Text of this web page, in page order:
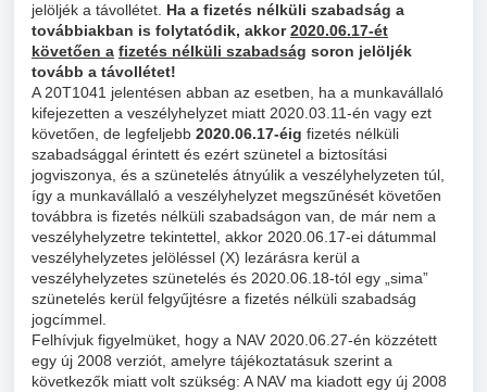
jelöljék a távollétet. Ha a fizetés nélküli szabadság a
továbbiakban is folytatódik, akkor2020.06.17-ét
követően a fizetés nélküli szabadság soron jelöljék
tovább a távollétet!
A 20T1041 jelentésen abban az esetben, ha a munkavállaló
kifejezetten a veszélyhelyzet miatt 2020.03.11-én vagy ezt
követően, de legfeljebb 2020.06.17-éig fizetés nélküli
szabadsággal érintett és ezért szünetel a biztosítási
jogviszonya, és a szünetelés átnyúlik a veszélyhelyzeten túl,
így a munkavállaló a veszélyhelyzet megszűnését követően
továbbra is fizetés nélküli szabadságon van, de már nem a
veszélyhelyzetre tekintettel, akkor 2020.06.17-ei dátummal
veszélyhelyzetes jelöléssel (X) lezárásra kerül a
veszélyhelyzetes szünetelés és 2020.06.18-tól egy „sima”
szünetelés kerül felgyűjtésre a fizetés nélküli szabadság
jogcímmel.
Felhívjuk figyelmüket, hogy a NAV 2020.06.27-én közzétett
egy új 2008 verziót, amelyre tájékoztatásuk szerint a
következők miatt volt szükség: A NAV ma kiadott egy új 2008